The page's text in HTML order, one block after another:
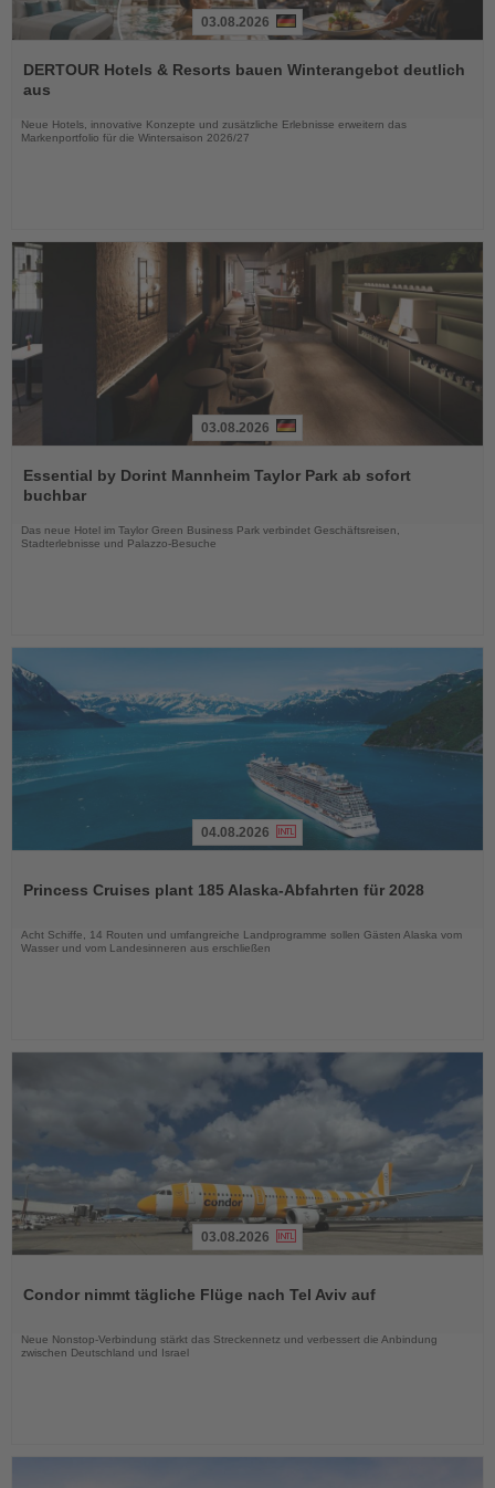
Sie
die
03.08.2026
DERTOUR Hotels & Resorts bauen Winterangebot deutlich
aus
Neue Hotels, innovative Konzepte und zusätzliche Erlebnisse erweitern das
Markenportfolio für die Wintersaison 2026/27
Sie
die
03.08.2026
Essential by Dorint Mannheim Taylor Park ab sofort
buchbar
Das neue Hotel im Taylor Green Business Park verbindet Geschäftsreisen,
Stadterlebnisse und Palazzo-Besuche
die
04.08.2026
Princess Cruises plant 185 Alaska-Abfahrten für 2028
Acht Schiffe, 14 Routen und umfangreiche Landprogramme sollen Gästen Alaska vom
Wasser und vom Landesinneren aus erschließen
die
03.08.2026
Condor nimmt tägliche Flüge nach Tel Aviv auf
Neue Nonstop-Verbindung stärkt das Streckennetz und verbessert die Anbindung
zwischen Deutschland und Israel